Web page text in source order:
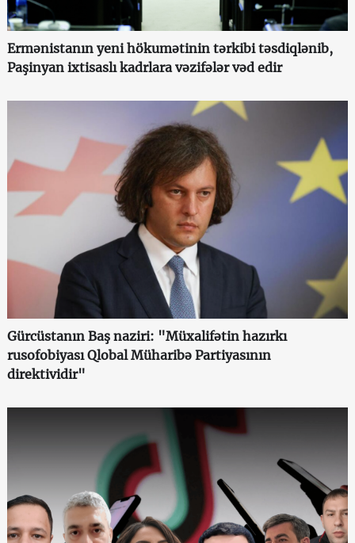
Ermənistanın yeni hökumətinin tərkibi təsdiqlənib,
Paşinyan ixtisaslı kadrlara vəzifələr vəd edir
Gürcüstanın Baş naziri: "Müxalifətin hazırkı
rusofobiyası Qlobal Müharibə Partiyasının
direktividir"